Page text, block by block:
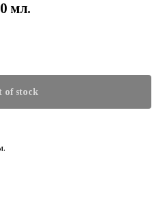
мл.
of stock